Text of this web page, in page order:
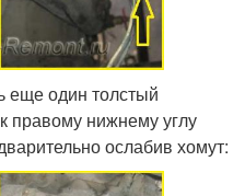
еще один толстый
правому нижнему углу
ослабив хомут: